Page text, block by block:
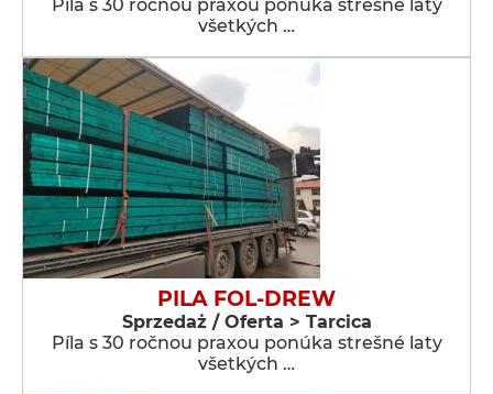
Píla s 30 ročnou praxou ponúka strešné laty
všetkých …
PILA FOL-DREW
Sprzedaż / Oferta > Tarcica
Píla s 30 ročnou praxou ponúka strešné laty
všetkých …